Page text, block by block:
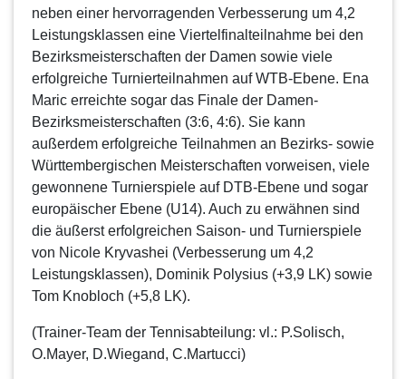
neben einer hervorragenden Verbesserung um 4,2
Leistungsklassen eine Viertelfinalteilnahme bei den
Bezirksmeisterschaften der Damen sowie viele
erfolgreiche Turnierteilnahmen auf WTB-Ebene. Ena
Maric erreichte sogar das Finale der Damen-
Bezirksmeisterschaften (3:6, 4:6). Sie kann
außerdem erfolgreiche Teilnahmen an Bezirks- sowie
Württembergischen Meisterschaften vorweisen, viele
gewonnene Turnierspiele auf DTB-Ebene und sogar
europäischer Ebene (U14). Auch zu erwähnen sind
die äußerst erfolgreichen Saison- und Turnierspiele
von Nicole Kryvashei (Verbesserung um 4,2
Leistungsklassen), Dominik Polysius (+3,9 LK) sowie
Tom Knobloch (+5,8 LK).
(Trainer-Team der Tennisabteilung: vl.: P.Solisch,
O.Mayer, D.Wiegand, C.Martucci)